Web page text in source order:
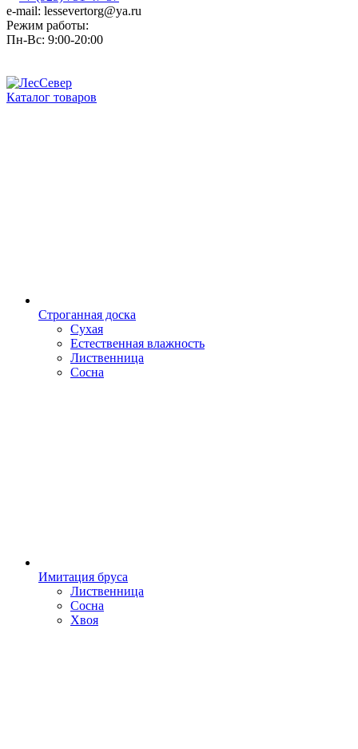
e-mail: lessevertorg@ya.ru
Режим работы:
Пн-Вс: 9:00-20:00
Каталог товаров
Строганная доска
Сухая
Естественная влажность
Лиственница
Сосна
Имитация бруса
Лиственница
Сосна
Хвоя